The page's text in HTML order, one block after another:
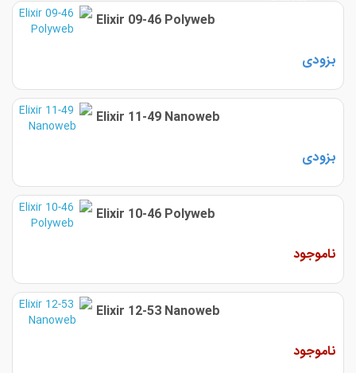
Elixir 09-46 Polyweb
بزودی
Elixir 11-49 Nanoweb
بزودی
Elixir 10-46 Polyweb
ناموجود
Elixir 12-53 Nanoweb
ناموجود